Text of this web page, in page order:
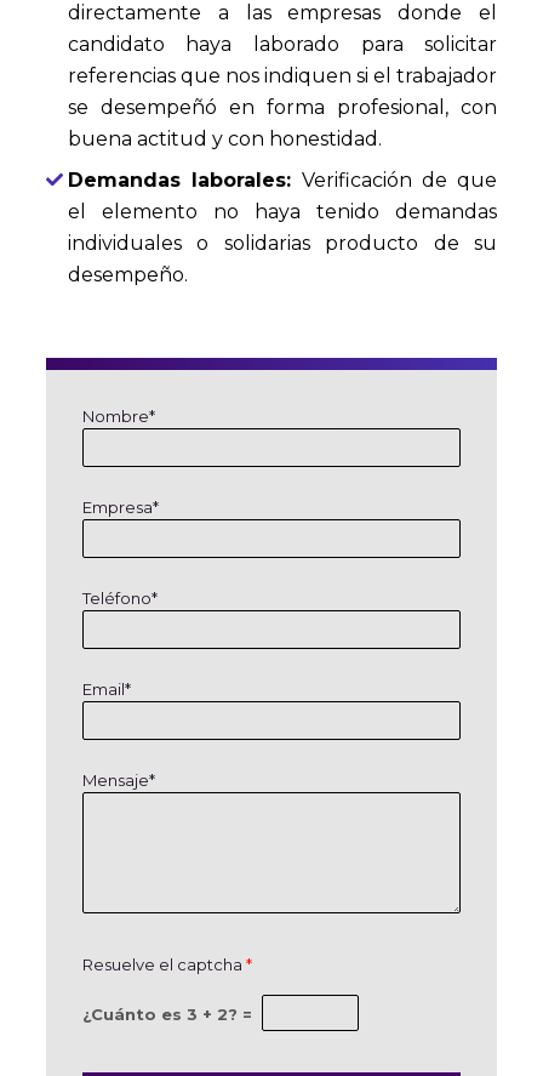
directamente a las empresas donde el
candidato haya laborado para solicitar
referencias que nos indiquen si el trabajador
se desempeñó en forma profesional, con
buena actitud y con honestidad.
Demandas laborales: Verificación de que
el elemento no haya tenido demandas
individuales o solidarias producto de su
desempeño.
Nombre*
Empresa*
Teléfono*
Email*
Mensaje*
Resuelve el captcha *
¿Cuánto es 3 + 2? =